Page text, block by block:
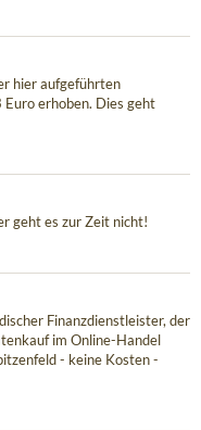
hier aufgeführten
Euro erhoben. Dies geht
geht es zur Zeit nicht!
Finanzdienstleister, der
im Online-Handel
- keine Kosten -